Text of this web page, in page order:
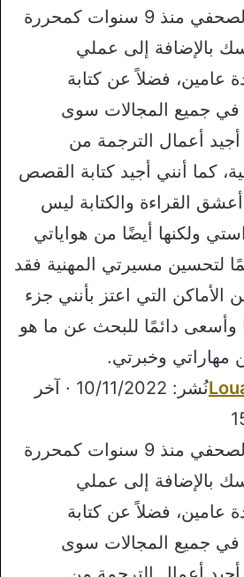
أعمل في المجال الصحفي منذ 9 سنوات كمحررة
بالإضافة إلى عملي
عامين، فضلاً عن كتابة
في جميع المجالات سوى
أجيد أعمال الترجمة من
كما أنني أجيد كتابة القصص
القراءة والكتابة ليس
ولكنها أيضًا من هواياتي
لتحسين مسيرتي المهنية فقد
التي اعتز بأنني جزء
وأسعى دائمًا للبحث عن ما هو
وخبرتي.
نُشر: 10/11/2022 · آخر
أعمل في المجال الصحفي منذ 9 سنوات كمحررة
بالإضافة إلى عملي
عامين، فضلاً عن كتابة
في جميع المجالات سوى